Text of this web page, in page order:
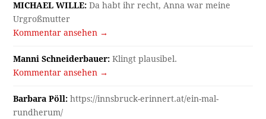
MICHAEL WILLE: Da habt ihr recht, Anna war meine
Urgroßmutter
Kommentar ansehen →
Manni Schneiderbauer: Klingt plausibel.
Kommentar ansehen →
Barbara Pöll: https://innsbruck-erinnert.at/ein-mal-
rundherum/